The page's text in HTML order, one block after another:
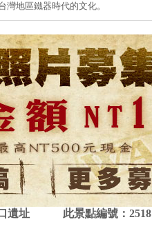
灣地區鐵器時代的文化。
口遺址 此景點編號：2518